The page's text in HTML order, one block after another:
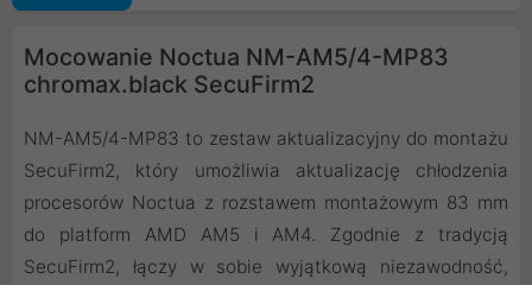
Mocowanie Noctua NM-AM5/4-MP83
chromax.black SecuFirm2
NM-AM5/4-MP83 to zestaw aktualizacyjny do montażu
SecuFirm2, który umożliwia aktualizację chłodzenia
procesorów Noctua z rozstawem montażowym 83 mm
do platform AMD AM5 i AM4. Zgodnie z tradycją
SecuFirm2, łączy w sobie wyjątkową niezawodność,